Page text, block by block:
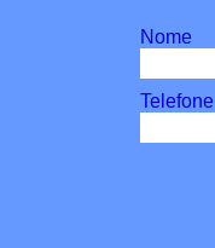
Nome
Telefone